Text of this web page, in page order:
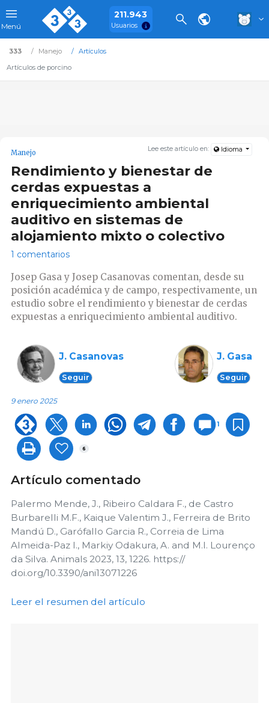
Menú
211.943
Usuarios
333 Manejo
Artículos
Artículos de porcino
Lee este artículo en: Idioma
Manejo
Rendimiento y bienestar de
cerdas expuestas a
enriquecimiento ambiental
auditivo en sistemas de
alojamiento mixto o colectivo
1 comentarios
Josep Gasa y Josep Casanovas comentan, desde su
posición académica y de campo, respectivamente, un
estudio sobre el rendimiento y bienestar de cerdas
expuestas a enriquecimiento ambiental auditivo.
J. Casanovas
Seguir
J. Gasa
Seguir
9 enero 2025
1
6
Artículo comentado
Palermo Mende, J., Ribeiro Caldara F., de Castro
Burbarelli M.F., Kaique Valentim J., Ferreira de Brito
Mandú D., Garófallo Garcia R., Correia de Lima
Almeida-Paz I., Markiy Odakura, A. and M.I. Lourenço
da Silva. Animals 2023, 13, 1226. https://
doi.org/10.3390/ani13071226
Leer el resumen del artículo